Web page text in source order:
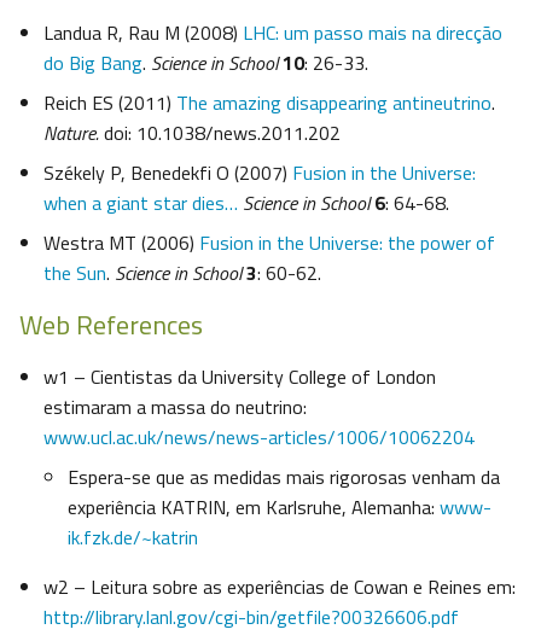
Landua R, Rau M (2008) LHC: um passo mais na direcção
do Big Bang. Science in School10: 26-33.
Reich ES (2011) The amazing disappearing antineutrino.
Nature.doi: 10.1038/news.2011.202
Székely P, Benedekfi O (2007) Fusion in the Universe:
when a giant star dies… Science in School 6: 64-68.
Westra MT (2006) Fusion in the Universe: the power of
the Sun. Science in School3: 60-62.
Web References
w1 – Cientistas da University College of London
estimaram a massa do neutrino:
www.ucl.ac.uk/news/news-articles/1006/10062204
Espera-se que as medidas mais rigorosas venham da
experiência KATRIN, em Karlsruhe, Alemanha: www-
ik.fzk.de/~katrin
w2 – Leitura sobre as experiências de Cowan e Reines em:
http://library.lanl.gov/cgi-bin/getfile?00326606.pdf